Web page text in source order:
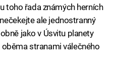
toho řada známých herních
ale jednostranný
jako v Úsvitu planety
stranami válečného